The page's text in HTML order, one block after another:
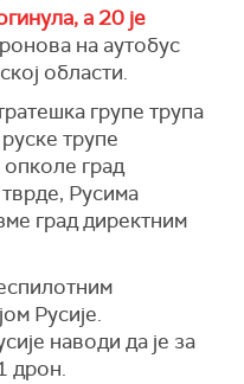
а 20 је
на аутобус
области.
групе трупа
трупе
град
Русима
град директним
Русије.
наводи да је за
дрон.